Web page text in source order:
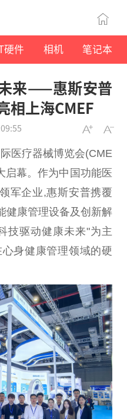
硬件 相机 笔记本
来——惠斯安普
相上海CMEF
医疗器械博览会(CME
启幕。作为中国功能医
军企业,惠斯安普携覆
健康管理设备及创新解
技驱动健康未来"为主
身健康管理领域的硬